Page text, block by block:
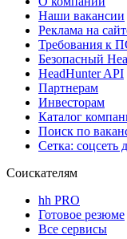
Наши вакансии
Реклама на
Требования к
Безопасный
HeadHunter API
Партнерам
Инвесторам
Каталог
Поиск по
Сетка: соцсеть
Соискателям
hh PRO
Готовое резюме
Все сервисы